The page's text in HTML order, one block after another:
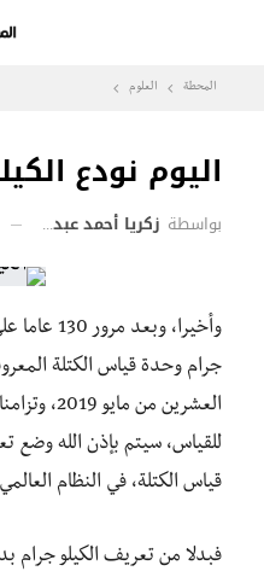
المحطة العلوم
اليوم نودع
بواسطة زكريا أحمد عبد المطلب
وأخيرا،
جرام وحدة قياس الكتلة
العشرين من
للقياس، سيتم بإذن الله
قياس الكتلة، في النظام
فبدلا من تعريف الكيلو جرام